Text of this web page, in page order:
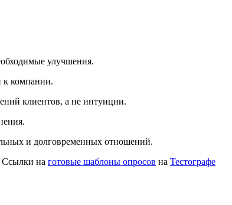
улучшения.
к компании.
клиентов, а не интуиции.
и долговременных отношений.
Ссылки на готовые шаблоны опросов на Тестографе